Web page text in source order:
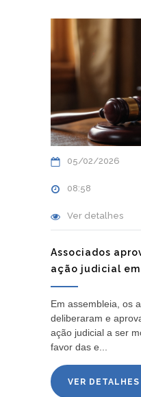
05/02/2026
08:58
Ver detalhes
Associados
ação judicial
Em assembleia, os
deliberaram e
ação judicial a ser
favor das e...
VER DETALHES